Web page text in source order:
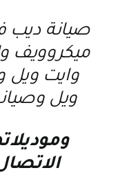
صيانة ديب
ميكروويف
وايت ويل
ويل و